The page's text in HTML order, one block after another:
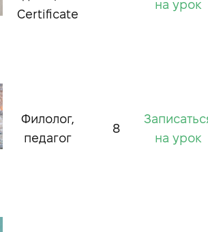
Certificate
на урок
Филолог,
педагог
8
на урок